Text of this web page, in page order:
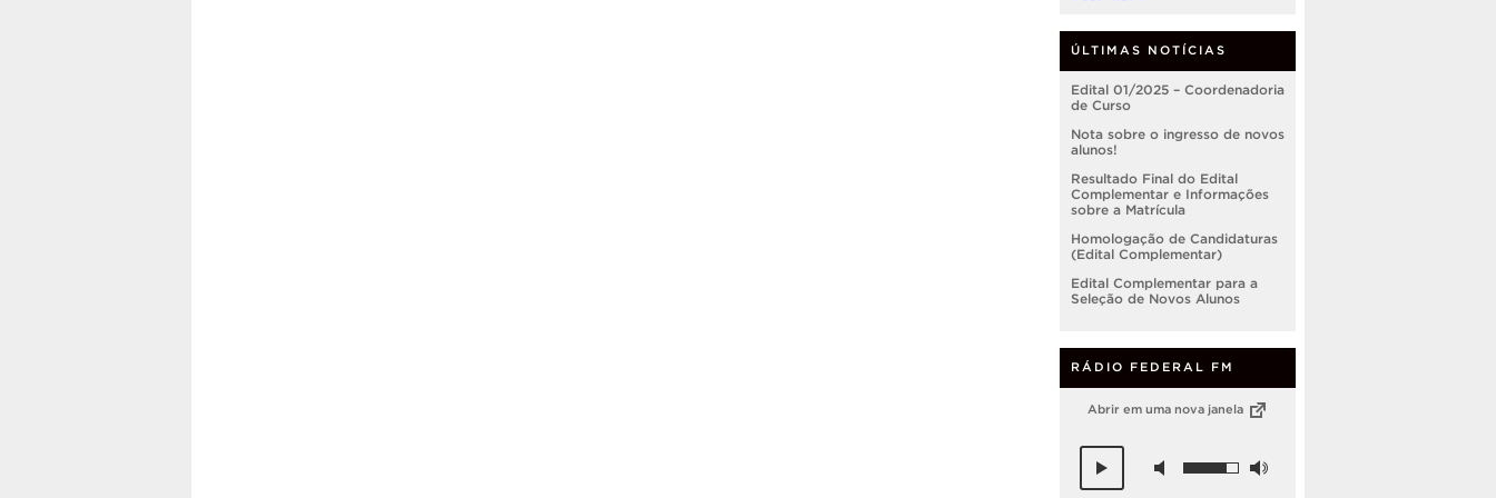
ÚLTIMAS NOTÍCIAS
Edital 01/2025 – Coordenadoria
de Curso
Nota sobre o ingresso de novos
alunos!
Resultado Final do Edital
Complementar e Informações
sobre a Matrícula
Homologação de Candidaturas
(Edital Complementar)
Edital Complementar para a
Seleção de Novos Alunos
RÁDIO FEDERAL FM
Abrir em uma nova janela